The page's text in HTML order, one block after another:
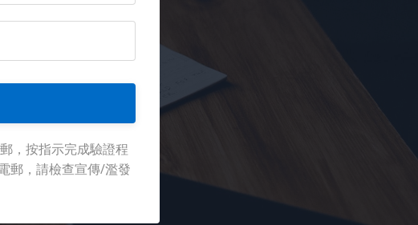
，按指示完成驗證程
郵，請檢查宣傳/濫發